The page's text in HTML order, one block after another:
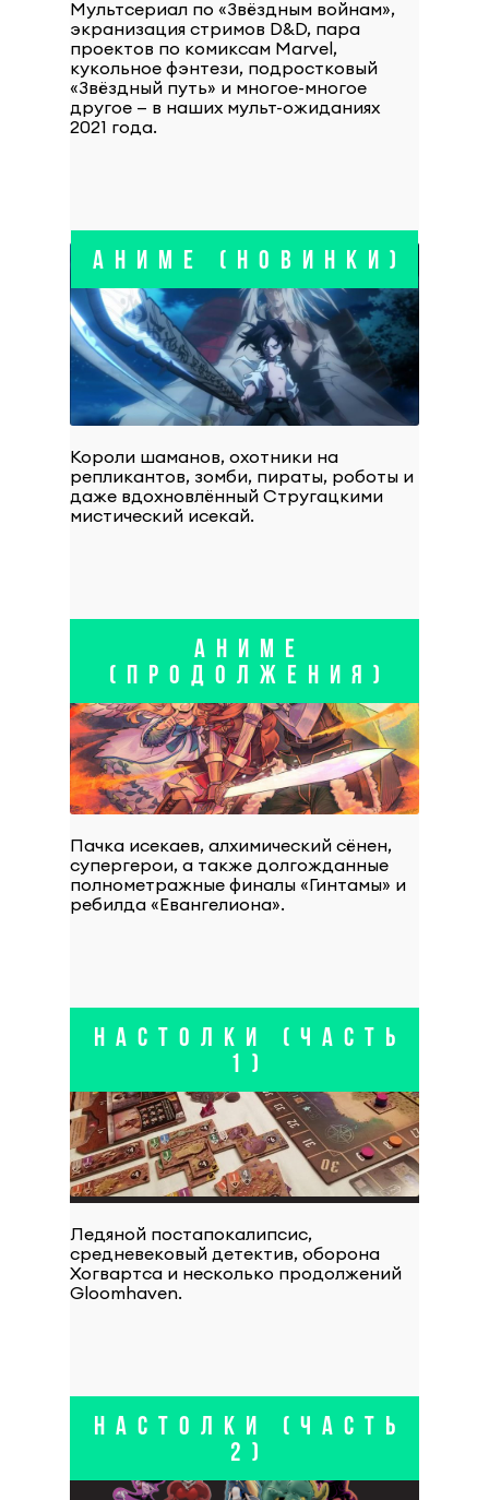
Мультсериал по «Звёздным войнам»,
экранизация стримов D&D, пара
проектов по комиксам Marvel,
кукольное фэнтези, подростковый
«Звёздный путь» и многое-многое
другое — в наших мульт-ожиданиях
2021 года.
АНИМЕ (НОВИНКИ)
Короли шаманов, охотники на
репликантов, зомби, пираты, роботы и
даже вдохновлённый Стругацкими
мистический исекай.
АНИМЕ
(ПРОДОЛЖЕНИЯ)
Пачка исекаев, алхимический сёнен,
супергерои, а также долгожданные
полнометражные финалы «Гинтамы» и
ребилда «Евангелиона».
НАСТОЛКИ (ЧАСТЬ
1)
Ледяной постапокалипсис,
средневековый детектив, оборона
Хогвартса и несколько продолжений
Gloomhaven.
НАСТОЛКИ (ЧАСТЬ
2)